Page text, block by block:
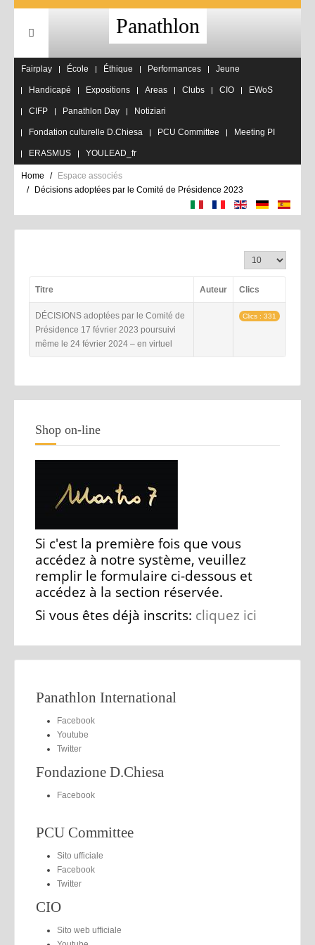
Panathlon
Fairplay École Éthique Performances Jeune
Handicapé Expositions Areas Clubs CIO EWoS
CIFP Panathlon Day Notiziari
Fondation culturelle D.Chiesa PCU Committee Meeting PI
ERASMUS YOULEAD_fr
Home
Espace associés
Décisions adoptées par le Comité de Présidence 2023
Affichage #
Titre Auteur Clics
DÉCISIONS adoptées par le Comité de
Présidence 17 février 2023 poursuivi
même le 24 février 2024 – en virtuel
Clics : 331
Shop on-line
Si c'est la première fois que vous
accédez à notre système, veuillez
remplir le formulaire ci-dessous et
accédez à la section réservée.
Si vous êtes déjà inscrits: cliquez ici
Panathlon International
Facebook
Youtube
Twitter
Fondazione D.Chiesa
Facebook
PCU Committee
Sito ufficiale
Facebook
Twitter
CIO
Sito web ufficiale